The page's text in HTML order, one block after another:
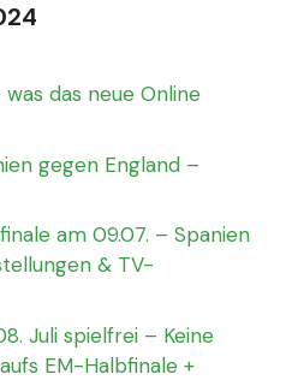
das neue Online
gegen England –
am 09.07. – Spanien
& TV-
Juli spielfrei – Keine
EM-Halbfinale +